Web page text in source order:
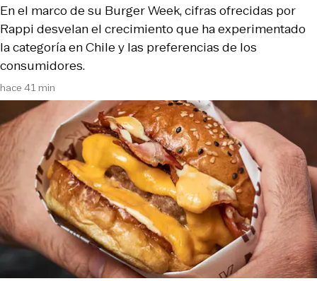
hace 41 min
En el marco de su Burger Week, cifras ofrecidas por
Rappi desvelan el crecimiento que ha experimentado
la categoría en Chile y las preferencias de los
consumidores.